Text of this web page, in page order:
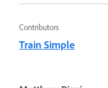
Contributors
Train Simple